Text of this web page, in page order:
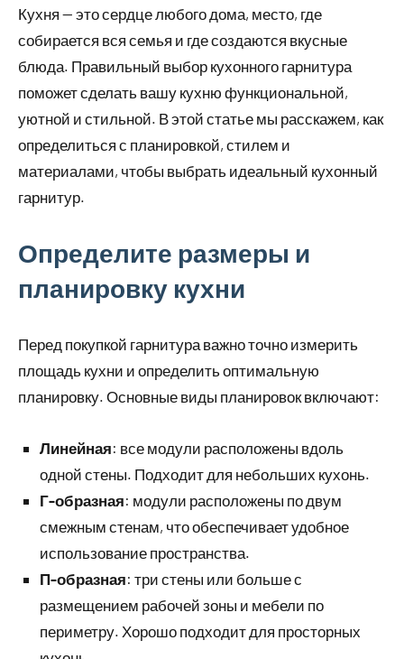
Кухня — это сердце любого дома, место, где
собирается вся семья и где создаются вкусные
блюда. Правильный выбор кухонного гарнитура
поможет сделать вашу кухню функциональной,
уютной и стильной. В этой статье мы расскажем, как
определиться с планировкой, стилем и
материалами, чтобы выбрать идеальный кухонный
гарнитур.
Определите размеры и
планировку кухни
Перед покупкой гарнитура важно точно измерить
площадь кухни и определить оптимальную
планировку. Основные виды планировок включают:
Линейная: все модули расположены вдоль
одной стены. Подходит для небольших кухонь.
Г-образная: модули расположены по двум
смежным стенам, что обеспечивает удобное
использование пространства.
П-образная: три стены или больше с
размещением рабочей зоны и мебели по
периметру. Хорошо подходит для просторных